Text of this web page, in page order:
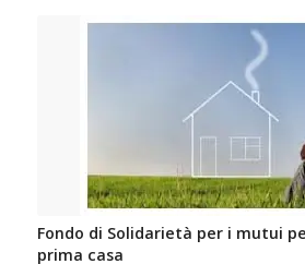
Fondo di Solidarietà per i mutui
prima casa